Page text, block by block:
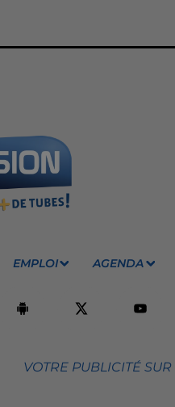
EMPLOI AGENDA
VOTRE PUBLICITÉ